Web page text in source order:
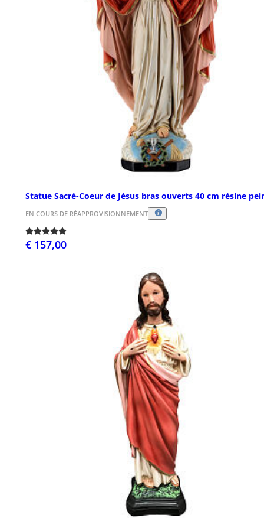
Statue Sacré-Coeur de Jésus bras ouverts 40 cm résine
EN COURS DE RÉAPPROVISIONNEMENT
€ 157,00